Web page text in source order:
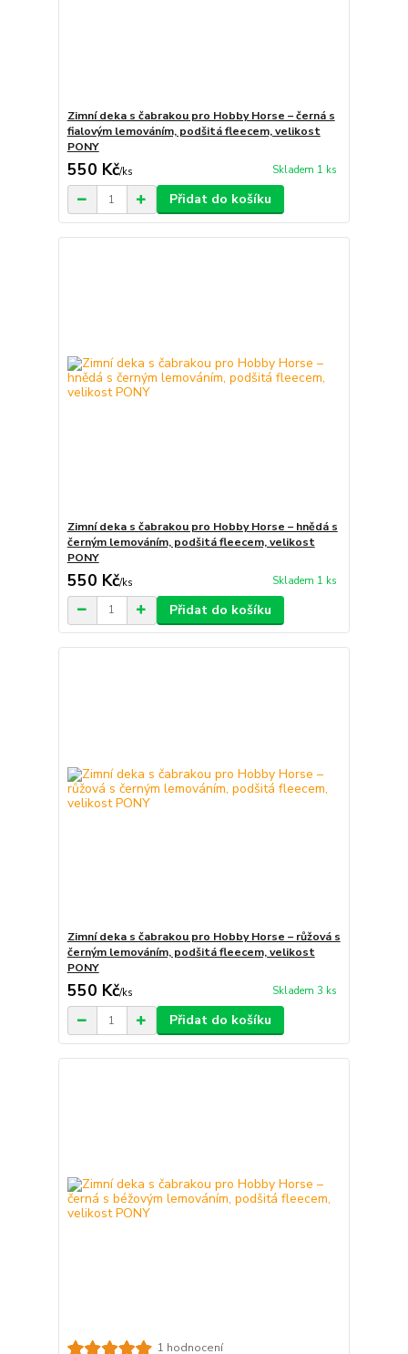
Zimní deka s čabrakou pro Hobby Horse – černá s
fialovým lemováním, podšitá fleecem, velikost
PONY
550 Kč/ks Skladem 1 ks
Přidat do košíku
Zimní deka s čabrakou pro Hobby Horse – hnědá s
černým lemováním, podšitá fleecem, velikost
PONY
550 Kč/ks Skladem 1 ks
Přidat do košíku
Zimní deka s čabrakou pro Hobby Horse – růžová s
černým lemováním, podšitá fleecem, velikost
PONY
550 Kč/ks Skladem 3 ks
Přidat do košíku
1 hodnocení